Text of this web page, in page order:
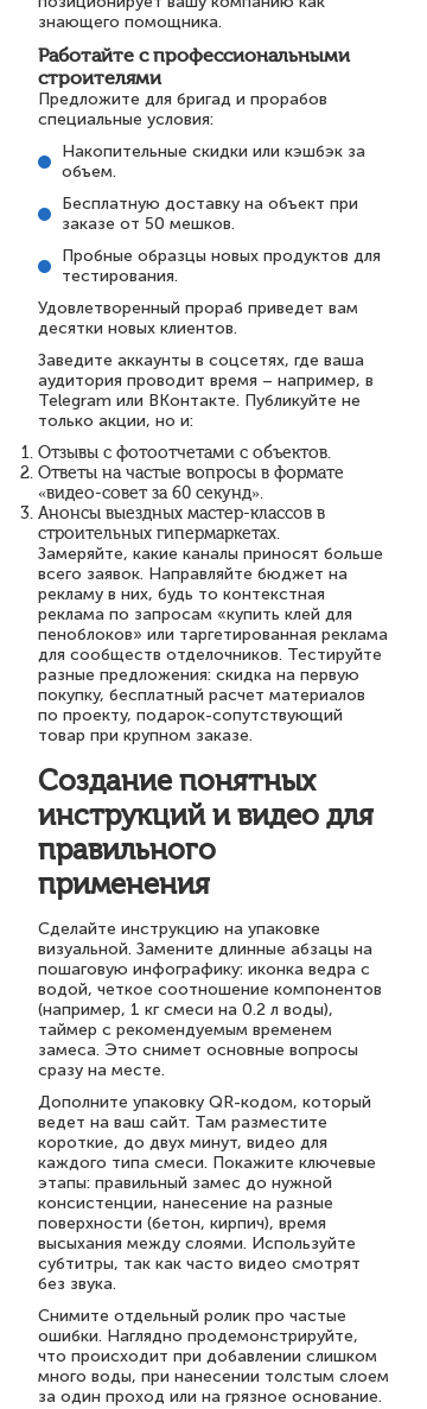
знающего помощника.
Работайте с профессиональными
строителями
Предложите для бригад и прорабов
специальные условия:
Накопительные скидки или кэшбэк за
объем.
Бесплатную доставку на объект при
заказе от 50 мешков.
Пробные образцы новых продуктов для
тестирования.
Удовлетворенный прораб приведет вам
десятки новых клиентов.
Заведите аккаунты в соцсетях, где ваша
аудитория проводит время – например, в
Telegram или ВКонтакте. Публикуйте не
только акции, но и:
Отзывы с фотоотчетами с объектов.
Ответы на частые вопросы в формате
«видео-совет за 60 секунд».
Анонсы выездных мастер-классов в
строительных гипермаркетах.
Замеряйте, какие каналы приносят больше
всего заявок. Направляйте бюджет на
рекламу в них, будь то контекстная
реклама по запросам «купить клей для
пеноблоков» или таргетированная реклама
для сообществ отделочников. Тестируйте
разные предложения: скидка на первую
покупку, бесплатный расчет материалов
по проекту, подарок-сопутствующий
товар при крупном заказе.
Создание понятных
инструкций и видео для
правильного
применения
Сделайте инструкцию на упаковке
визуальной. Замените длинные абзацы на
пошаговую инфографику: иконка ведра с
водой, четкое соотношение компонентов
(например, 1 кг смеси на 0.2 л воды),
таймер с рекомендуемым временем
замеса. Это снимет основные вопросы
сразу на месте.
Дополните упаковку QR-кодом, который
ведет на ваш сайт. Там разместите
короткие, до двух минут, видео для
каждого типа смеси. Покажите ключевые
этапы: правильный замес до нужной
консистенции, нанесение на разные
поверхности (бетон, кирпич), время
высыхания между слоями. Используйте
субтитры, так как часто видео смотрят
без звука.
Снимите отдельный ролик про частые
ошибки. Наглядно продемонстрируйте,
что происходит при добавлении слишком
много воды, при нанесении толстым слоем
за один проход или на грязное основание.